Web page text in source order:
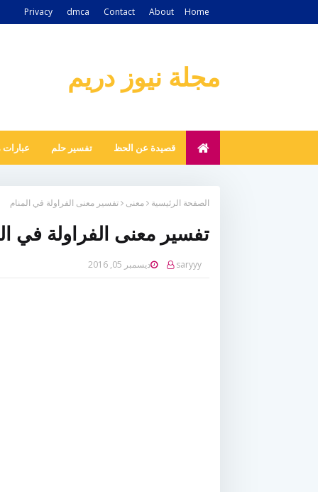
Home
About
Contact
dmca
Privacy
مجلة نيوز دريم
قصيدة عن الحظ تفسير حلم
الصفحة الرئيسية معنى تفسير معنى الفراولة في المنام
تفسير معنى الفراولة في
saryyy ديسمبر 05, 2016